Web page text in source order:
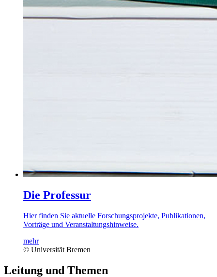
Die Professur
Hier finden Sie aktuelle Forschungsprojekte, Publikationen,
Vorträge und Veranstaltungshinweise.
mehr
© Universität Bremen
Leitung und Themen